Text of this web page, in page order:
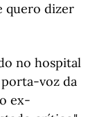
quero dizer
no hospital
voz da
ex-